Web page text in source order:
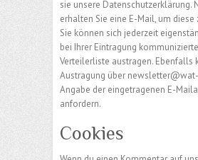
sie unsere Datenschutzerklärung.
erhalten Sie eine E-Mail, um diese
Sie können sich jederzeit
bei Ihrer Eintragung
Verteilerliste austragen. Ebenfalls
Austragung über
Angabe der eingetragenen E-
anfordern.
Cookies